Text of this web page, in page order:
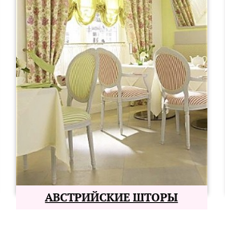
АВСТРИЙСКИЕ ШТОРЫ